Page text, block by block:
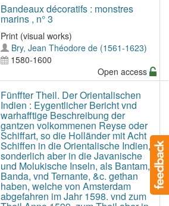
Bandeaux décoratifs : monstres
marins , n° 3
Print (visual works)
Bry, Jean Théodore de (1561-1623)
1580-1600
Open access
Fünffter Theil. Der Orientalischen
Indien : Eygentlicher Bericht vnd
warhafftige Beschreibung der
gantzen volkommenen Reyse oder
Schiffart, so die Holländer mit Acht
Schiffen in die Orientalische Indien,
sonderlich aber in die Javanische
und Molukische Inseln, als Bantam,
Banda, vnd Ternante, &c. gethan
haben, welche von Amsterdam
abgefahren im Jahr 1598. vnd zum